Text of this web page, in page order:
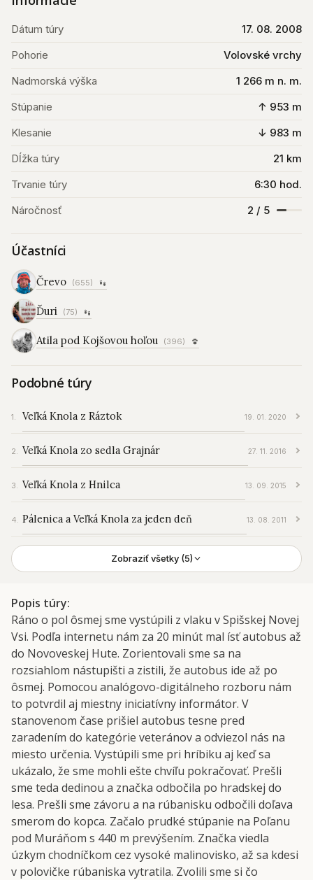
Popis túry
Ráno o pol ôsmej sme vystúpili z vlaku v Spišskej Novej
Vsi. Podľa internetu nám za 20 minút mal ísť autobus až
do Novoveskej Hute. Zorientovali sme sa na
rozsiahlom nástupišti a zistili, že autobus ide až po
ôsmej. Pomocou analógovo-digitálneho rozboru nám
to potvrdil aj miestny iniciatívny informátor. V
stanovenom čase prišiel autobus tesne pred
zaradením do kategórie veteránov a odviezol nás na
miesto určenia. Vystúpili sme pri hríbiku aj keď sa
ukázalo, že sme mohli ešte chvíľu pokračovať. Prešli
sme teda dedinou a značka odbočila po hradskej do
lesa. Prešli sme závoru a na rúbanisku odbočili doľava
smerom do kopca. Začalo prudké stúpanie na Poľanu
pod Muráňom s 440 m prevýšením. Značka viedla
úzkym chodníčkom cez vysoké malinovisko, až sa kdesi
v polovičke rúbaniska vytratila. Zvolili sme si čo
Dátum túry
17. 08. 2008
Pohorie
Volovské vrchy
Nadmorská výška
1 266 m n. m.
Stúpanie
↑ 953 m
Klesanie
↓ 983 m
Dĺžka túry
21 km
Trvanie túry
6:30 hod.
Náročnosť
2 / 5
Účastníci
Črevo (655)
Ďuri (75)
Atila pod Kojšovou hoľou (396)
Podobné túry
Veľká Knola z Ráztok 19. 01. 2020
Veľká Knola zo sedla Grajnár 27. 11. 2016
Veľká Knola z Hnilca 13. 09. 2015
Pálenica a Veľká Knola za jeden deň 13. 08. 2011
Zobraziť všetky (5)